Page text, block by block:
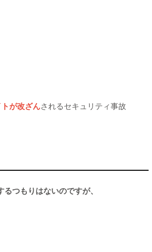
トが改ざんされるセキュリティ事故
つもりはないのですが、